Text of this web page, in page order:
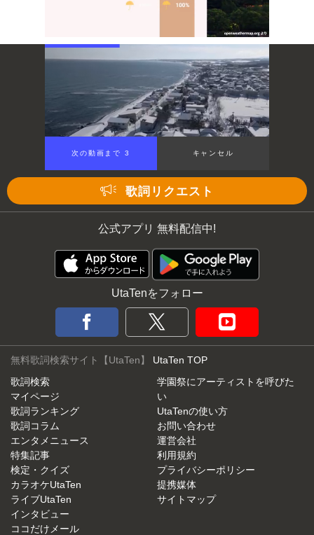
Mute
次の動画まで 3 キャンセル
歌詞リクエスト
公式アプリ 無料配信中!
UtaTenをフォロー
無料歌詞検索サイト【UtaTen】 UtaTen TOP
歌詞検索
マイページ
歌詞ランキング
歌詞コラム
エンタメニュース
特集記事
検定・クイズ
カラオケUtaTen
ライブUtaTen
インタビュー
ココだけメール
学園祭にアーティストを呼びた
い
UtaTenの使い方
お問い合わせ
運営会社
利用規約
プライバシーポリシー
提携媒体
サイトマップ